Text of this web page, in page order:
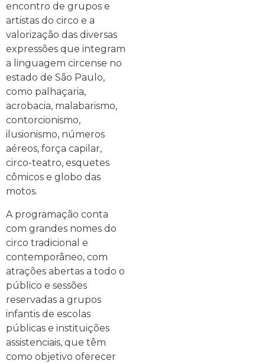
encontro de grupos e
artistas do circo e a
valorização das diversas
expressões que integram
a linguagem circense no
estado de São Paulo,
como palhaçaria,
acrobacia, malabarismo,
contorcionismo,
ilusionismo, números
aéreos, força capilar,
circo-teatro, esquetes
cômicos e globo das
motos.
A programação conta
com grandes nomes do
circo tradicional e
contemporâneo, com
atrações abertas a todo o
público e sessões
reservadas a grupos
infantis de escolas
públicas e instituições
assistenciais, que têm
como objetivo oferecer